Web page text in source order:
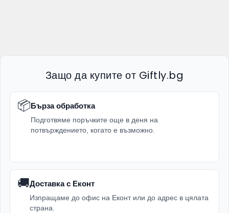
Защо да купите от Giftly.bg
📦 Бърза обработка
Подготвяме поръчките още в деня на
потвърждението, когато е възможно.
🚚Доставка с Еконт
Изпращаме до офис на Еконт или до адрес в цялата
страна.